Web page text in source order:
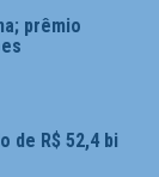
prêmio
de R$ 52,4 bi